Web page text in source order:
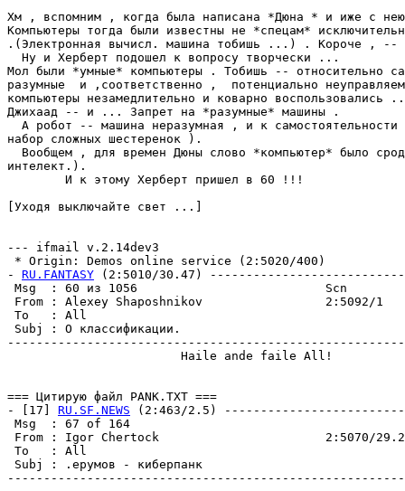
Хм , вспомним , когда была написана *Дюна * и иже с
Компьютеры тогда были известны не *спецам*
.(Электронная вычисл. машина тобишь ...) . Короче , --
  Ну и Херберт подошел к вопросу творчески ...
Мол были *умные* компьютеры . Тобишь -- относительно
разумные  и ,соответственно ,  потенциально
компьютеры незамедлительно и коварно
Джихаад -- и ... Запрет на *разумные* машины .
А робот -- машина неразумная , и к самостоятельности
набор сложных шестеренок ).
Вообщем , для времен Дюны слово *компьютер* было
интелект.).
        И к этому Херберт пришел в 60 !!!
[Уходя выключайте свет ...]
--- ifmail v.2.14dev3
* Origin: Demos online service (2:5020/400)
- RU.FANTASY (2:5010/30.47)
Msg  : 60 из 1056
From : Alexey Shaposhnikov                 2:5092/1
To   : All
Subj : О
                        Haile ande faile All!
=== Цитирую файл PANK.TXT ===
- [17] RU.SF.NEWS (2:463/2.5)
Msg  : 67 of 164
From : Igor Chertock                       2:5070/29.2
To   : All
Subj : .ерумов - киберпанк